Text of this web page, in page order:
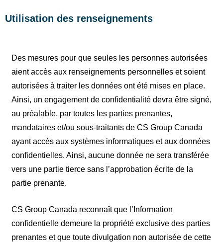
Utilisation des renseignements
Des mesures pour que seules les personnes autorisées
aient accès aux renseignements personnelles et soient
autorisées à traiter les données ont été mises en place.
Ainsi, un engagement de confidentialité devra être signé,
au préalable, par toutes les parties prenantes,
mandataires et/ou sous-traitants de CS Group Canada
ayant accès aux systèmes informatiques et aux données
confidentielles. Ainsi, aucune donnée ne sera transférée
vers une partie tierce sans l’approbation écrite de la
partie prenante.
CS Group Canada reconnaît que l’Information
confidentielle demeure la propriété exclusive des parties
prenantes et que toute divulgation non autorisée de cette